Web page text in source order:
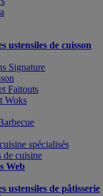
ustensiles de cuisson
Signature
Faitouts
Woks
spécialisés
de cuisine
Web
ustensiles de pâtisserie